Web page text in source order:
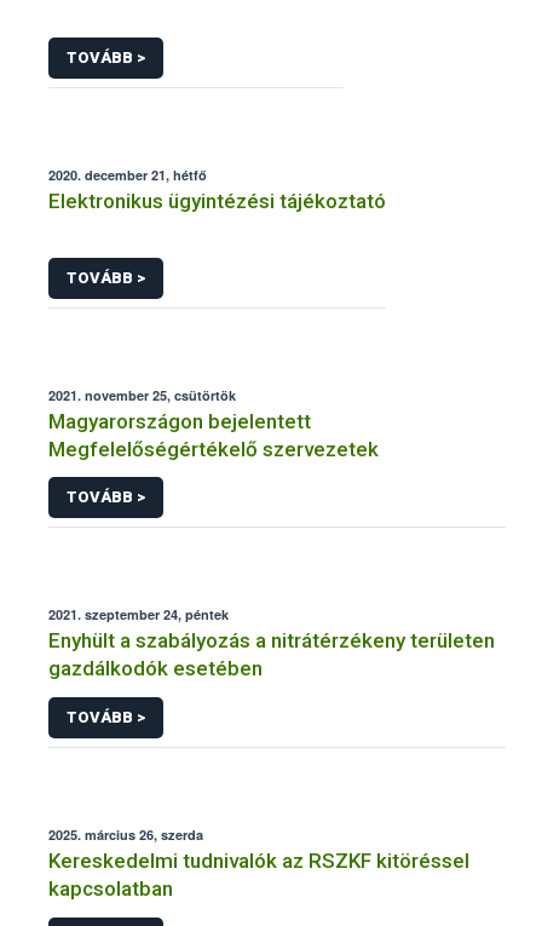
TOVÁBB >
2020. december 21, hétfő
Elektronikus ügyintézési tájékoztató
TOVÁBB >
2021. november 25, csütörtök
Magyarországon bejelentett
Megfelelőségértékelő szervezetek
TOVÁBB >
2021. szeptember 24, péntek
Enyhült a szabályozás a nitrátérzékeny területen
gazdálkodók esetében
TOVÁBB >
2025. március 26, szerda
Kereskedelmi tudnivalók az RSZKF kitöréssel
kapcsolatban